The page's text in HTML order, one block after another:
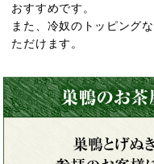
おすすめです。
また、冷奴のトッピング
ただけます。